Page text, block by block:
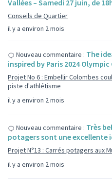
il y a environ 2 mois
Vallées – Samedi 27 juin, de
Conseils de Quartier
il y a environ 2 mois
Nouveau commentaire : The
inspired by Paris 2024
Projet No 6 : Embellir Colombes
piste d'athlétisme
il y a environ 2 mois
Nouveau commentaire : Très
potagers sont une excellente
Projet N°13 : Carrés potagers aux